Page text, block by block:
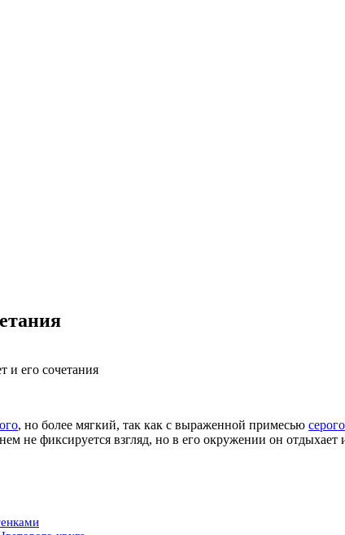
и его сочетания
, но более мягкий, так как с выраженной примесью серого
не фиксируется взгляд, но в его окружении он отдыхает